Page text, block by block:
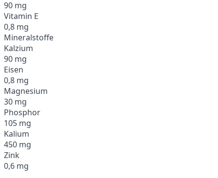
90 mg
Vitamin E
0,8 mg
Mineralstoffe
Kalzium
90 mg
Eisen
0,8 mg
Magnesium
30 mg
Phosphor
105 mg
Kalium
450 mg
Zink
0,6 mg